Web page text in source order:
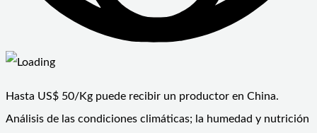
Hasta US$ 50/Kg puede recibir un productor en China.
Análisis de las condiciones climáticas; la humedad y nutrición